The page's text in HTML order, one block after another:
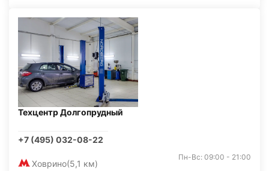
Техцентр Долгопрудный
+7 (495) 032-08-22
Ховрино(5,1 км)
Пн-Вс: 09:00 - 21:00